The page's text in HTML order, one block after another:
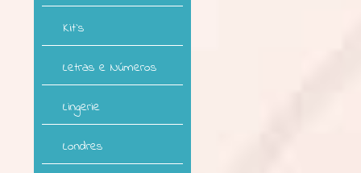
Kit`s
Letras e Números
Lingerie
Londres